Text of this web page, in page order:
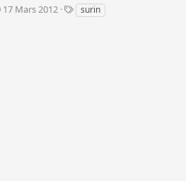
S17 Mars 2012
T
a
surin